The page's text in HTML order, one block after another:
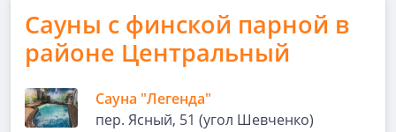
Сауны с финской парной в
районе Центральный
Сауна "Легенда"
пер. Ясный, 51 (угол Шевченко)